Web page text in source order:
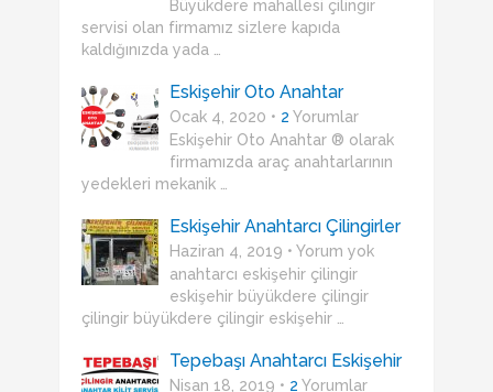
Büyükdere mahallesi çilingir
servisi olan firmamız sizlere kapıda
kaldığınızda yada …
Eskişehir Oto Anahtar
Ocak 4, 2020 • 2 Yorumlar
Eskişehir Oto Anahtar ® olarak
firmamızda araç anahtarlarının
yedekleri mekanik …
Eskişehir Anahtarcı Çilingirler
Haziran 4, 2019 • Yorum yok
anahtarcı eskişehir çilingir
eskişehir büyükdere çilingir
çilingir büyükdere çilingir eskişehir …
Tepebaşı Anahtarcı Eskişehir
Nisan 18, 2019 • 2 Yorumlar